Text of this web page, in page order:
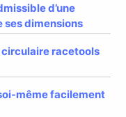
d’une
ses dimensions
racetools
même facilement